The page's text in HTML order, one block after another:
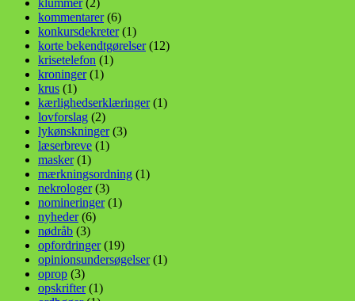
klummer(2)
kommentarer(6)
konkursdekreter(1)
korte bekendtgørelser(12)
krisetelefon (1)
kroninger(1)
krus (1)
kærlighedserklæringer(1)
lovforslag (2)
lykønskninger(3)
læserbreve (1)
masker(1)
mærkningsordning (1)
nekrologer(3)
nomineringer(1)
nyheder(6)
nødråb (3)
opfordringer(19)
opinionsundersøgelser(1)
oprop (3)
opskrifter(1)